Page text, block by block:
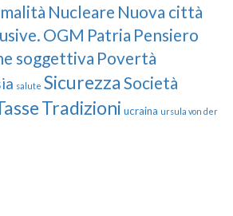
Nucleare Nuova città
OGM Patria Pensiero
soggettiva Povertà
salute Sicurezza Società
Tradizioni ucraina ursula von der